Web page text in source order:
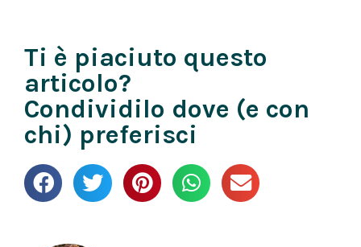
Ti è piaciuto questo
articolo?
Condividilo dove (e con
chi) preferisci